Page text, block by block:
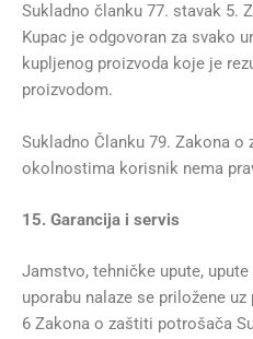
Sukladno članku 77. stavak 5.
Kupac je odgovoran za svako
kupljenog proizvoda koje je
proizvodom.
Sukladno Članku 79. Zakona
okolnostima korisnik nema
15. Garancija i servis
Jamstvo, tehničke upute,
uporabu nalaze se priložene
6 Zakona o zaštiti potrošača